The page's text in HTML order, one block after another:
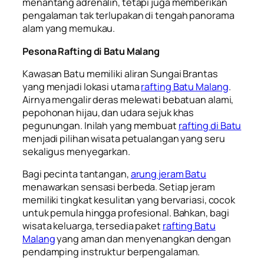
pengalaman tak terlupakan di tengah panorama
alam yang memukau.
Pesona Rafting di Batu Malang
Kawasan Batu memiliki aliran Sungai Brantas
yang menjadi lokasi utamarafting Batu Malang.
Airnya mengalir deras melewati bebatuan alami,
pepohonan hijau, dan udara sejuk khas
pegunungan. Inilah yang membuat rafting di Batu
menjadi pilihan wisata petualangan yang seru
sekaligus menyegarkan.
Bagi pecinta tantangan,arung jeram Batu
menawarkan sensasi berbeda. Setiap jeram
memiliki tingkat kesulitan yang bervariasi, cocok
untuk pemula hingga profesional. Bahkan, bagi
wisata keluarga, tersedia paket rafting Batu
Malangyang aman dan menyenangkan dengan
pendamping instruktur berpengalaman.